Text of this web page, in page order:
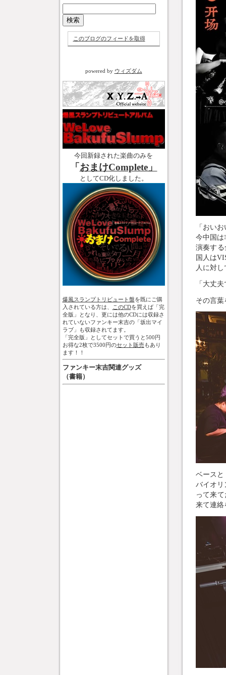
このブログのフィードを取得
powered by ウィズダム
今回新録された楽曲のみを
「おまけComplete」
としてCD化しました。
爆風スランプトリビュート盤を既にご購
入されている方は、
このCDを買えば「完
全版」となり、更には他のCDには収録さ
れていないファンキー末吉の「坂出マイ
ラブ」も収録されてます。
「完全版」としてセットで買うと500円
お得な2枚で3500円のセット販売もあり
ます！！
ファンキー末吉関連グッズ
（書籍）
「おい
今中国は
演奏す
国人は
人に対
「大丈
その言
ベースと
バイオリ
って来
来て連絡